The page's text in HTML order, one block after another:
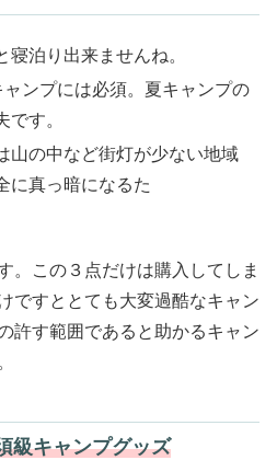
泊り出来ませんね。
ンプには必須。夏キャンプの
です。
山の中など街灯が少ない地域
に真っ暗になるた
。この３点だけは購入してしま
ですととても大変過酷なキャン
許す範囲であると助かるキャン
キャンプグッズ